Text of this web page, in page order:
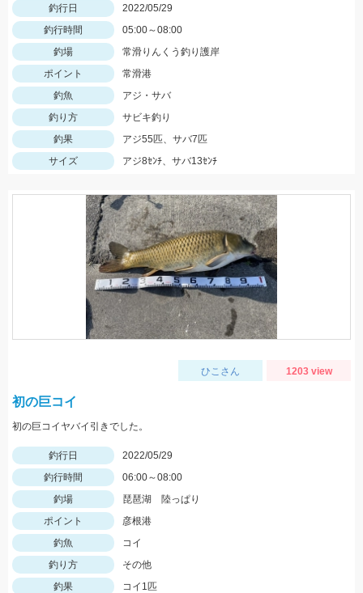
釣行日
2022/05/29
釣行時間
05:00～08:00
釣場
常滑りんくう釣り護岸
ポイント
常滑港
釣魚
アジ・サバ
釣り方
サビキ釣り
釣果
アジ55匹、サバ7匹
サイズ
アジ8ｾﾝﾁ、サバ13ｾﾝﾁ
ひこさん 1203 view
初の巨コイ
初の巨コイヤバイ引きでした。
釣行日
2022/05/29
釣行時間
06:00～08:00
釣場
琵琶湖 陸っぱり
ポイント
彦根港
釣魚
コイ
釣り方
その他
釣果
コイ1匹